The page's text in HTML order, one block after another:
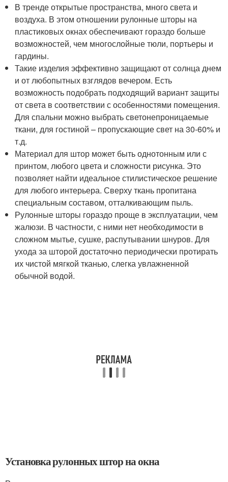
В тренде открытые пространства, много света и
воздуха. В этом отношении рулонные шторы на
пластиковых окнах обеспечивают гораздо больше
возможностей, чем многослойные тюли, портьеры и
гардины.
Такие изделия эффективно защищают от солнца днем
и от любопытных взглядов вечером. Есть
возможность подобрать подходящий вариант защиты
от света в соответствии с особенностями помещения.
Для спальни можно выбрать светонепроницаемые
ткани, для гостиной – пропускающие свет на 30-60% и
т.д.
Материал для штор может быть однотонным или с
принтом, любого цвета и сложности рисунка. Это
позволяет найти идеальное стилистическое решение
для любого интерьера. Сверху ткань пропитана
специальным составом, отталкивающим пыль.
Рулонные шторы гораздо проще в эксплуатации, чем
жалюзи. В частности, с ними нет необходимости в
сложном мытье, сушке, распутывании шнуров. Для
ухода за шторой достаточно периодически протирать
их чистой мягкой тканью, слегка увлажненной
обычной водой.
Установка рулонных штор на окна